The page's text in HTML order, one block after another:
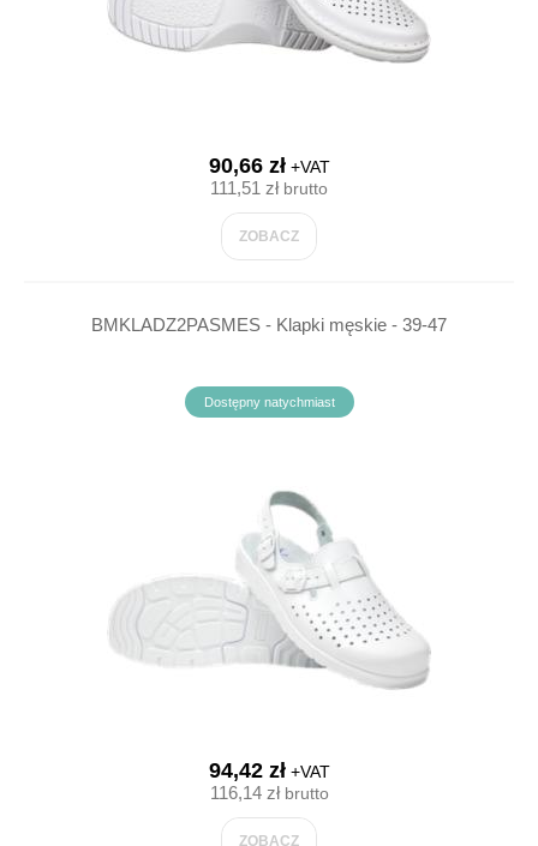
90,66 zł+VAT
111,51 złbrutto
ZOBACZ
BMKLADZ2PASMES - Klapki męskie - 39-47
Dostępny natychmiast
94,42 zł+VAT
116,14 złbrutto
ZOBACZ